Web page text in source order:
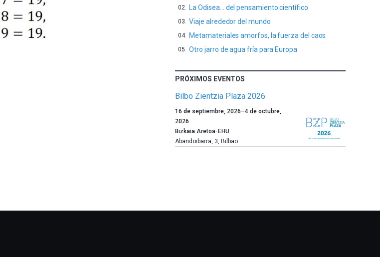
La Odisea… del pensamiento científico
Viaje alrededor del mundo
Metamateriales amorfos, la fuerza del caos
Otro jarro de agua fría para Europa
PRÓXIMOS EVENTOS
Bilbo Zientzia Plaza 2026
Un
año
más,
Bilbao
la
16 de septiembre, 2026–4 de octubre,
2026
Bizkaia Aretoa-EHU
Abandoibarra, 3, Bilbao